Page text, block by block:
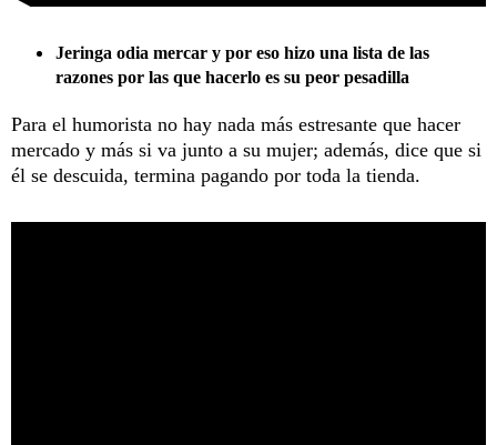
Jeringa odia mercar y por eso hizo una lista de las
razones por las que hacerlo es su peor pesadilla
Para el humorista no hay nada más estresante que hacer
mercado y más si va junto a su mujer; además, dice que si
él se descuida, termina pagando por toda la tienda.